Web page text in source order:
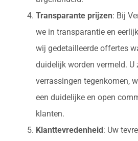
Transparante prijzen: Bij
we in transparantie en
wij gedetailleerde offertes
duidelijk worden vermeld. U
verrassingen tegenkomen,
een duidelijke en open
klanten.
Klanttevredenheid : Uw